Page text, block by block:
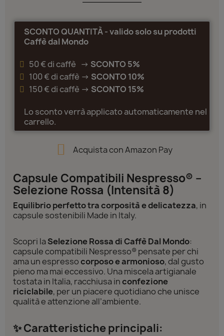
SCONTO QUANTITÀ - valido solo su prodotti
Caffè dal Mondo
50 € di caffè -> SCONTO 5%
100 € di caffè -> SCONTO 10%
150 € di caffè -> SCONTO 15%
Lo sconto verrà applicato automaticamente nel
carrello.
Acquista con Amazon Pay
Capsule Compatibili Nespresso® –
Selezione Rossa (Intensità 8)
Equilibrio perfetto tra corposità e delicatezza, in
capsule sostenibili Made in Italy.
Scopri laSelezione Rossa di Caffè Dal Mondo:
capsule compatibili Nespresso® pensate per chi
ama un espressocorposo e armonioso, dal gusto
pieno ma mai eccessivo. Una miscela artigianale
tostata in Italia, racchiusa inconfezione
riciclabile, per un piacere quotidiano che unisce
qualità e attenzione all’ambiente.
✨ Caratteristiche principali: